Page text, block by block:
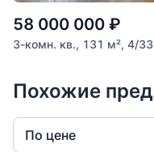
58 000 000 ₽
3-комн. кв., 131 м², 4/
Похожие
По цене